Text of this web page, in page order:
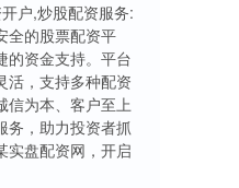
户,炒股配资服务:
全的股票配资平
的资金支持。平台
活，支持多种配资
信为本、客户至上
务，助力投资者抓
实盘配资网，开启